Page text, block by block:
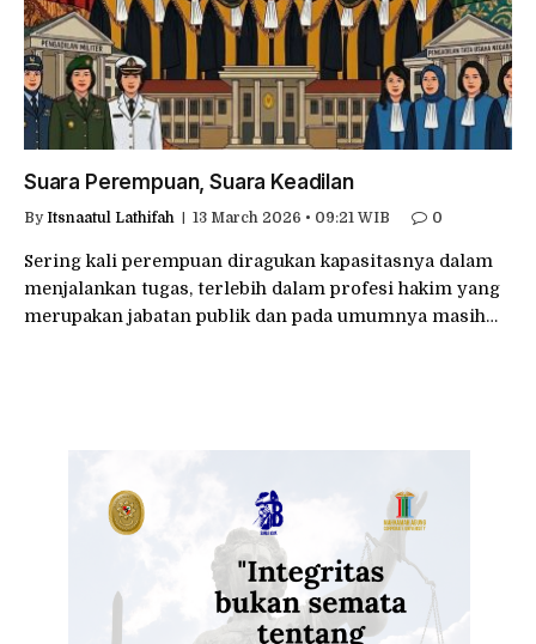
Suara Perempuan, Suara Keadilan
By Itsnaatul Lathifah 13 March 2026 • 09:21 WIB 0
Sering kali perempuan diragukan kapasitasnya dalam
menjalankan tugas, terlebih dalam profesi hakim yang
merupakan jabatan publik dan pada umumnya masih…